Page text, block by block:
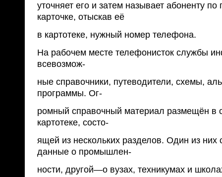
уточняет его и затем называет абоненту
карточке, отыскав её
в картотеке, нужный номер телефона.
На рабочем месте телефонисток службы
всевозмож-
ные справочники, путеводители, схемы,
программы. Ог-
ромный справочный материал размещён в
картотеке, состо-
ящей из нескольких разделов. Один из них
данные о промышлен-
ности, другой—о вузах, техникумах и